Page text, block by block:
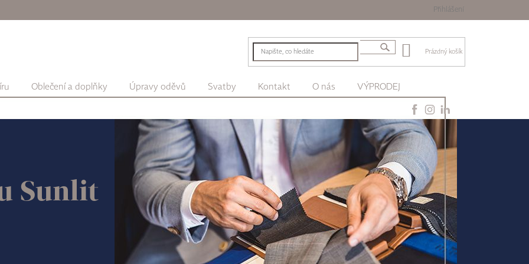
Přihlášení
Prázdný košík
Oblečení a doplňky Úpravy oděvů Svatby Kontakt O nás VÝPRODEJ
Sunlit